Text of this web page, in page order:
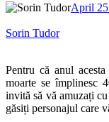
April
Sorin Tudor
Pentru că anul
moarte se împlinesc
invită să vă amuzați cu
găsiți personajul care